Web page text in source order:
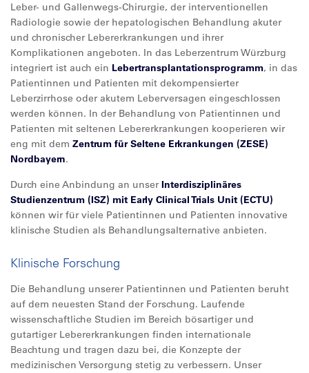
Leber- und Gallenwegs-Chirurgie, der interventionellen
Radiologie sowie der hepatologischen Behandlung akuter
und chronischer Lebererkrankungen und ihrer
Komplikationen angeboten. In das Leberzentrum Würzburg
integriert ist auch ein Lebertransplantationsprogramm, in das
Patientinnen und Patienten mit dekompensierter
Leberzirrhose oder akutem Leberversagen eingeschlossen
werden können. In der Behandlung von Patientinnen und
Patienten mit seltenen Lebererkrankungen kooperieren wir
eng mit dem Zentrum für Seltene Erkrankungen (ZESE)
Nordbayern.
Durch eine Anbindung an unserInterdisziplinäres
Studienzentrum (ISZ) mit Early Clinical Trials Unit (ECTU)
können wir für viele Patientinnen und Patienten innovative
klinische Studien als Behandlungsalternative anbieten.
Klinische Forschung
Die Behandlung unserer Patientinnen und Patienten beruht
auf dem neuesten Stand der Forschung. Laufende
wissenschaftliche Studien im Bereich bösartiger und
gutartiger Lebererkrankungen finden internationale
Beachtung und tragen dazu bei, die Konzepte der
medizinischen Versorgung stetig zu verbessern. Unser